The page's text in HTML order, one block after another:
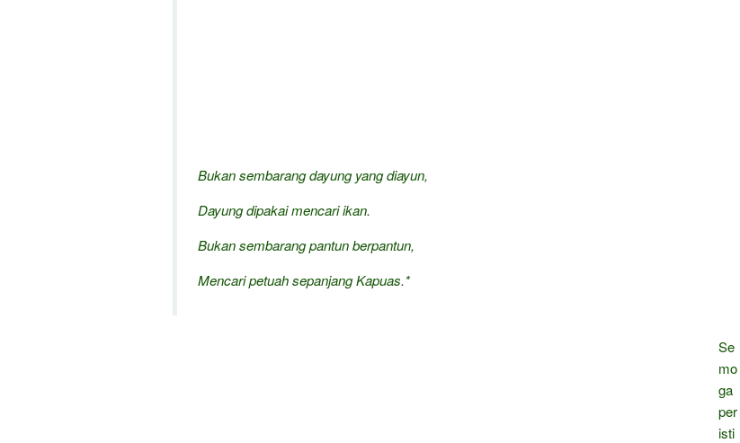
Bukan sembarang dayung yang diayun,
Dayung dipakai mencari ikan.
Bukan sembarang pantun berpantun,
Mencari petuah sepanjang Kapuas.*
Se
mo
ga
per
isti